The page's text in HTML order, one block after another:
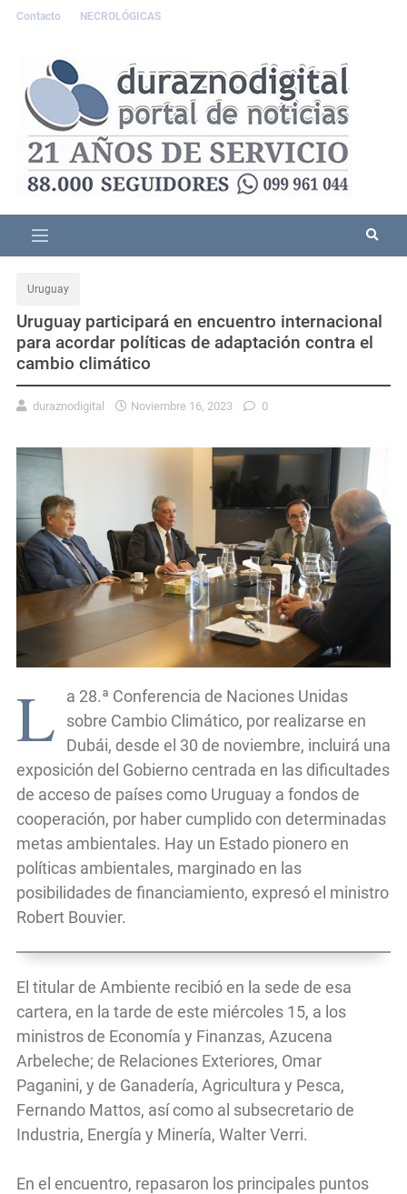
Contacto NECROLÓGICAS
Uruguay
Uruguay participará en encuentro internacional
para acordar políticas de adaptación contra el
cambio climático
duraznodigital Noviembre 16, 2023 0
L
a 28.ª Conferencia de Naciones Unidas
sobre Cambio Climático, por realizarse en
Dubái, desde el 30 de noviembre, incluirá una
exposición del Gobierno centrada en las dificultades
de acceso de países como Uruguay a fondos de
cooperación, por haber cumplido con determinadas
metas ambientales. Hay un Estado pionero en
políticas ambientales, marginado en las
posibilidades de financiamiento, expresó el ministro
Robert Bouvier.
El titular de Ambiente recibió en la sede de esa
cartera, en la tarde de este miércoles 15, a los
ministros de Economía y Finanzas, Azucena
Arbeleche; de Relaciones Exteriores, Omar
Paganini, y de Ganadería, Agricultura y Pesca,
Fernando Mattos, así como al subsecretario de
Industria, Energía y Minería, Walter Verri.
En el encuentro, repasaron los principales puntos